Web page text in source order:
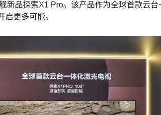
品探索X1 Pro。该产品作为全球首款云
更多可能。